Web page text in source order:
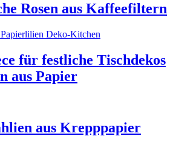
Rosen aus Kaffeefiltern
für festliche Tischdekos
aus Papier
aus Krepppapier